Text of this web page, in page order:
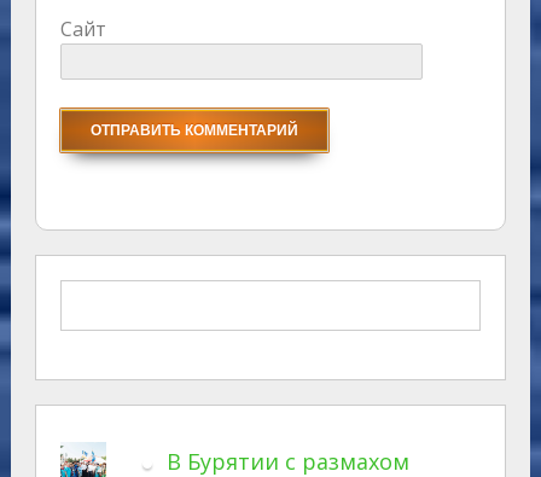
Сайт
В Бурятии с размахом